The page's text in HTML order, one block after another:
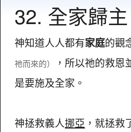
32. 全家歸主
神知道人人都有家庭的觀
祂而來的）
，所以祂的救恩
是要施及全家。
神拯救義人挪亞 ，就拯救